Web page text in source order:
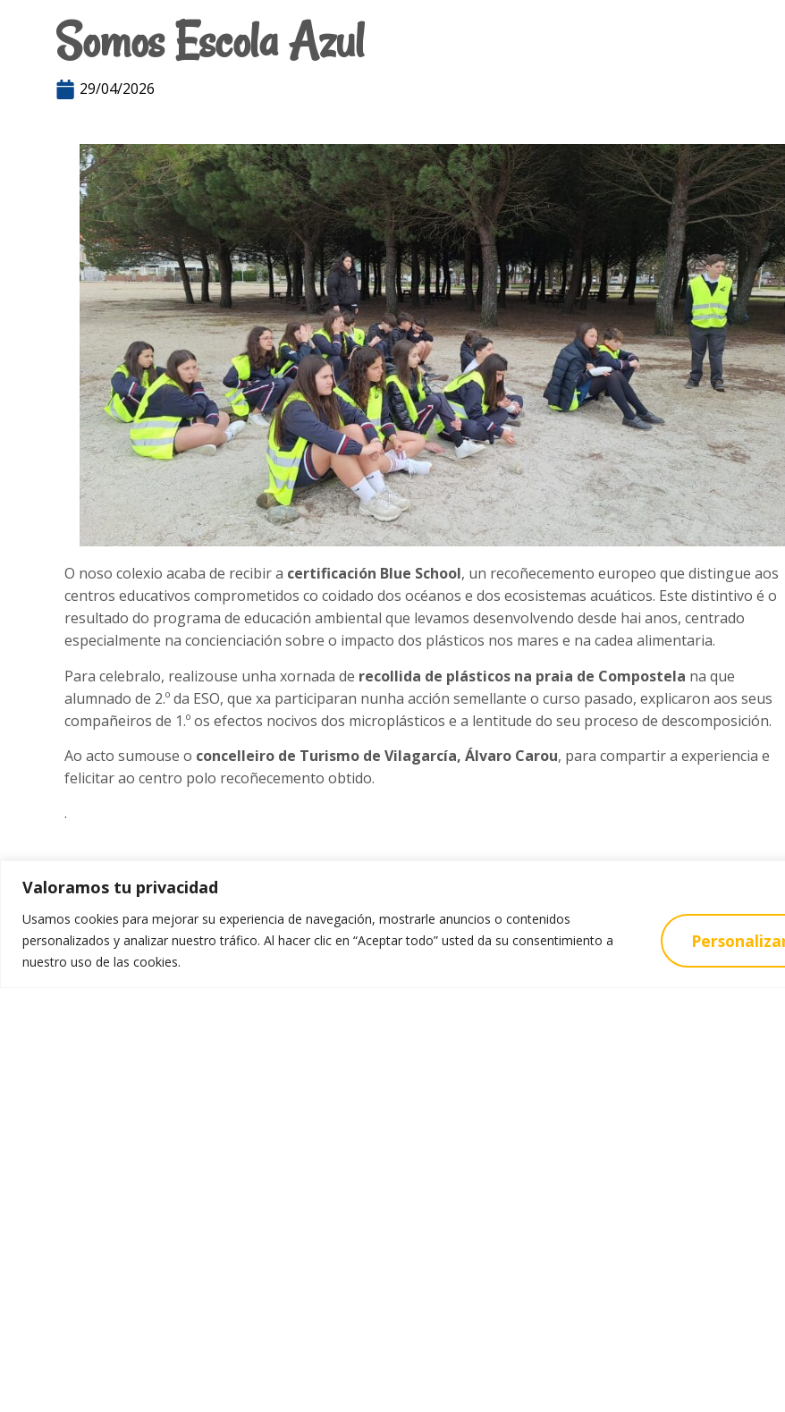
Valoramos tu privacidad
Usamos cookies para mejorar su experiencia de navegación, mostrarle anuncios o contenidos
personalizados y analizar nuestro tráfico. Al hacer clic en “Aceptar todo” usted da su consentimiento a
nuestro uso de las cookies.
Somos Escola Azul
29/04/2026
O noso colexio acaba de recibir a certificación Blue School, un recoñecemento europeo que distingue aos
centros educativos comprometidos co coidado dos océanos e dos ecosistemas acuáticos. Este distintivo é o
resultado do programa de educación ambiental que levamos desenvolvendo desde hai anos, centrado
especialmente na concienciación sobre o impacto dos plásticos nos mares e na cadea alimentaria.
Para celebralo, realizouse unha xornada de recollida de plásticos na praia de Compostela na que
alumnado de 2.º da ESO, que xa participaran nunha acción semellante o curso pasado, explicaron aos seus
compañeiros de 1.º os efectos nocivos dos microplásticos e a lentitude do seu proceso de descomposición.
Ao acto sumouse o concelleiro de Turismo de Vilagarcía, Álvaro Carou, para compartir a experiencia e
felicitar ao centro polo recoñecemento obtido.
.